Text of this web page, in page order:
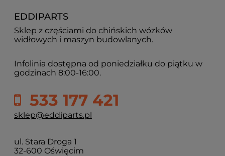
EDDIPARTS
Sklep z częściami do chińskich wózków
widłowych i maszyn budowlanych.
Infolinia dostępna od poniedziałku do piątku w
godzinach 8:00-16:00.
533 177 421
sklep@eddiparts.pl
ul. Stara Droga 1
32-600 Oświęcim